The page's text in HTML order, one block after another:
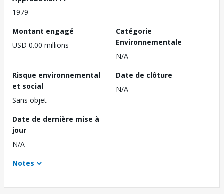
1979
Montant engagé
USD 0.00 millions
Catégorie
Environnementale
N/A
Risque environnemental
et social
Sans objet
Date de clôture
N/A
Date de dernière mise à
jour
N/A
Notes